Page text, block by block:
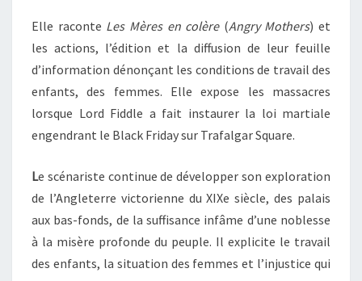
Elle raconte Les Mères en colère(Angry Mothers) et
les actions, l’édition et la diffusion de leur feuille
d’information dénonçant les conditions de travail des
enfants, des femmes. Elle expose les massacres
lorsque Lord Fiddle a fait instaurer la loi martiale
engendrant le Black Friday sur Trafalgar Square.
Le scénariste continue de développer son exploration
de l’Angleterre victorienne du XIXe siècle, des palais
aux bas-fonds, de la suffisance infâme d’une noblesse
à la misère profonde du peuple. Il explicite le travail
des enfants, la situation des femmes et l’injustice qui